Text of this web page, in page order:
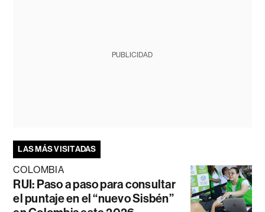
PUBLICIDAD
LAS MÁS VISITADAS
COLOMBIA
RUI: Paso a paso para consultar
el puntaje en el “nuevo Sisbén”